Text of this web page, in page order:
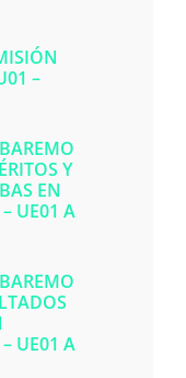
–
Y
EN
UE01 A
UE01 A